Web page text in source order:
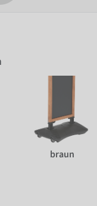
braun